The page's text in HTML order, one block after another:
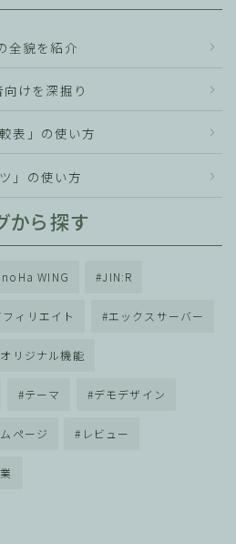
全貌を紹介
けを深掘り
表」の使い方
」の使い方
から探す
WING JIN:R
ィリエイト エックスサーバー
オリジナル機能
テーマ デモデザイン
ページ レビュー